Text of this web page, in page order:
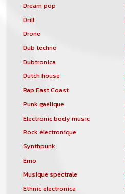
Dream pop
Drill
Drone
Dub techno
Dubtronica
Dutch house
Rap East Coast
Punk gaélique
Electronic body music
Rock électronique
Synthpunk
Emo
Musique spectrale
Ethnic electronica